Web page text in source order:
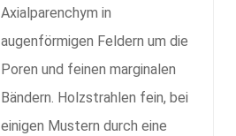
Axialparenchym in
augenförmigen Feldern um die
Poren und feinen marginalen
Bändern. Holzstrahlen fein, bei
einigen Mustern durch eine